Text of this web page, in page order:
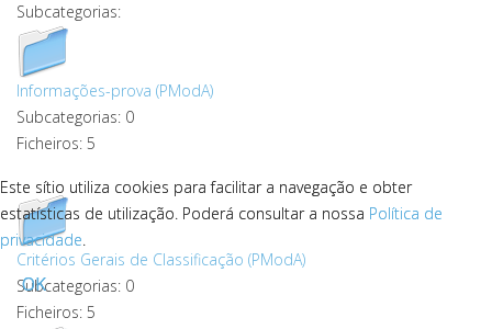
Subcategorias:
Informações-prova (PModA)
Subcategorias: 0
Ficheiros: 5
Critérios Gerais de Classificação (PModA)
Subcategorias: 0
Ficheiros: 5
Este sítio utiliza cookies para facilitar a navegação e obter
estatísticas de utilização. Poderá consultar a nossa Política de
privacidade.
OK
Este sítio utiliza cookies para facilitar a navegação e obter
estatísticas de utilização. Poderá consultar a nossa Política de
privacidade.
OK